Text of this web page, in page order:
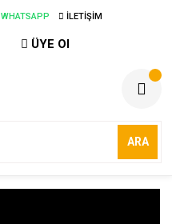
WHATSAPP İLETİŞİM
ÜYE Ol
ARA